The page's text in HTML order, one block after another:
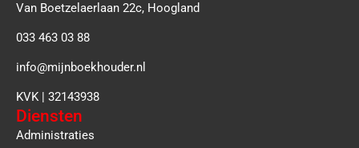
Van Boetzelaerlaan 22c, Hoogland
033 463 03 88
info@mijnboekhouder.nl
KVK | 32143938
Diensten
Administraties